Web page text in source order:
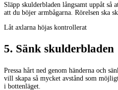
Släpp skulderbladen långsamt uppåt så
att du böjer armbågarna. Rörelsen ska
Låt axlarna höjas kontrollerat
5. Sänk skulderbladen
Pressa hårt ned genom händerna och
vill skapa så mycket avstånd som
i bottenläget.